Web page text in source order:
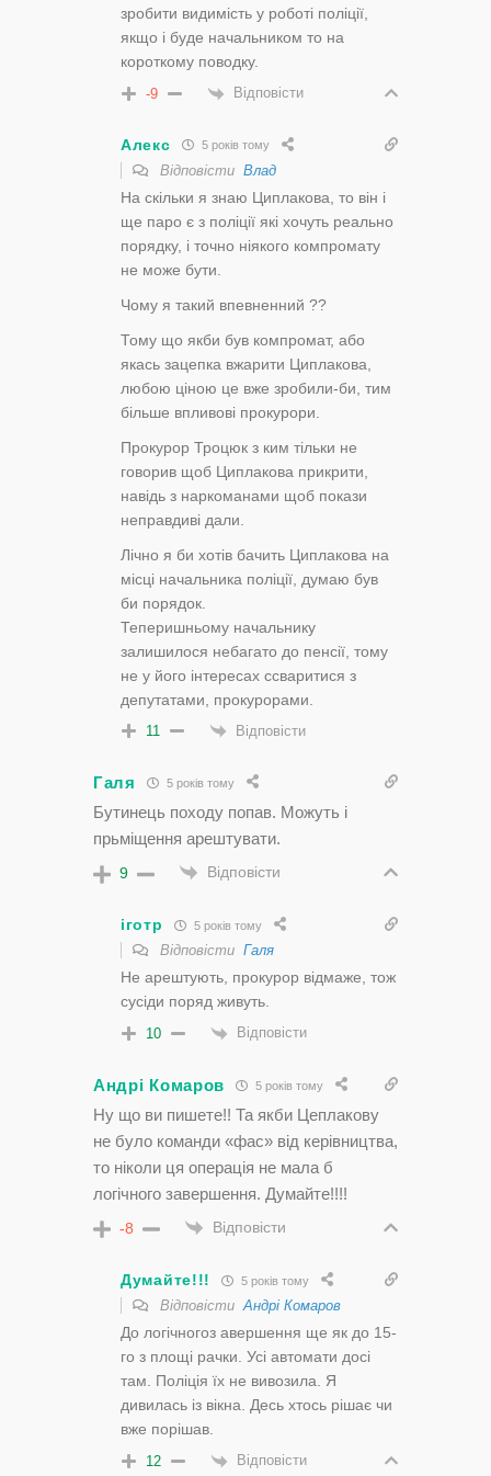
зробити видимість у роботі поліції,
якщо і буде начальником то на
короткому поводку.
-9 Відповісти
Алекс 5 років тому
Відповісти Влад
На скільки я знаю Циплакова, то він і
ще паро є з поліції які хочуть реально
порядку, і точно ніякого компромату
не може бути.
Чому я такий впевненний ??
Тому що якби був компромат, або
якась зацепка вжарити Циплакова,
любою ціною це вже зробили-би, тим
більше впливові прокурори.
Прокурор Троцюк з ким тільки не
говорив щоб Циплакова прикрити,
навідь з наркоманами щоб покази
неправдиві дали.
Лічно я би хотів бачить Циплакова на
місці начальника поліції, думаю був
би порядок.
Теперишньому начальнику
залишилося небагато до пенсії, тому
не у його інтересах ссваритися з
депутатами, прокурорами.
11 Відповісти
Галя 5 років тому
Бутинець походу попав. Можуть і
прьміщення арештувати.
9 Відповісти
іготр 5 років тому
Відповісти Галя
Не арештують, прокурор відмаже, тож
сусіди поряд живуть.
10 Відповісти
Андрі Комаров 5 років тому
Ну що ви пишете!! Та якби Цеплакову
не було команди «фас» від керівництва,
то ніколи ця операція не мала б
логічного завершення. Думайте!!!!
-8 Відповісти
Думайте!!! 5 років тому
ВідповістиАндрі Комаров
До логічногоз авершення ще як до 15-
го з площі рачки. Усі автомати досі
там. Поліція їх не вивозила. Я
дивилась із вікна. Десь хтось рішає чи
вже порішав.
12 Відповісти